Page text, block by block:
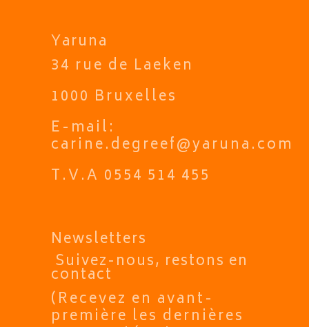
Yaruna
34 rue de Laeken
1000 Bruxelles
E-mail:
carine.degreef@yaruna.com
T.V.A 0554 514 455
Newsletters
Suivez-nous, restons en
contact
(Recevez en avant-
première les dernières